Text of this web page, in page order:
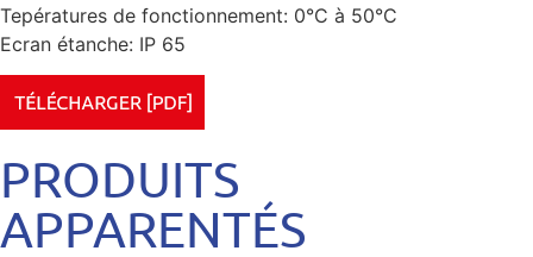
Tepératures de fonctionnement: 0°C à 50°C
Ecran étanche: IP 65
PRODUITS
APPARENTÉS